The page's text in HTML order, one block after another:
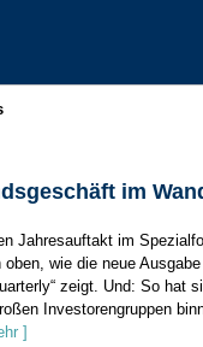
im
Jahresauftakt im
wie die neue
zeigt. Und: So hat
Investorengruppen
]